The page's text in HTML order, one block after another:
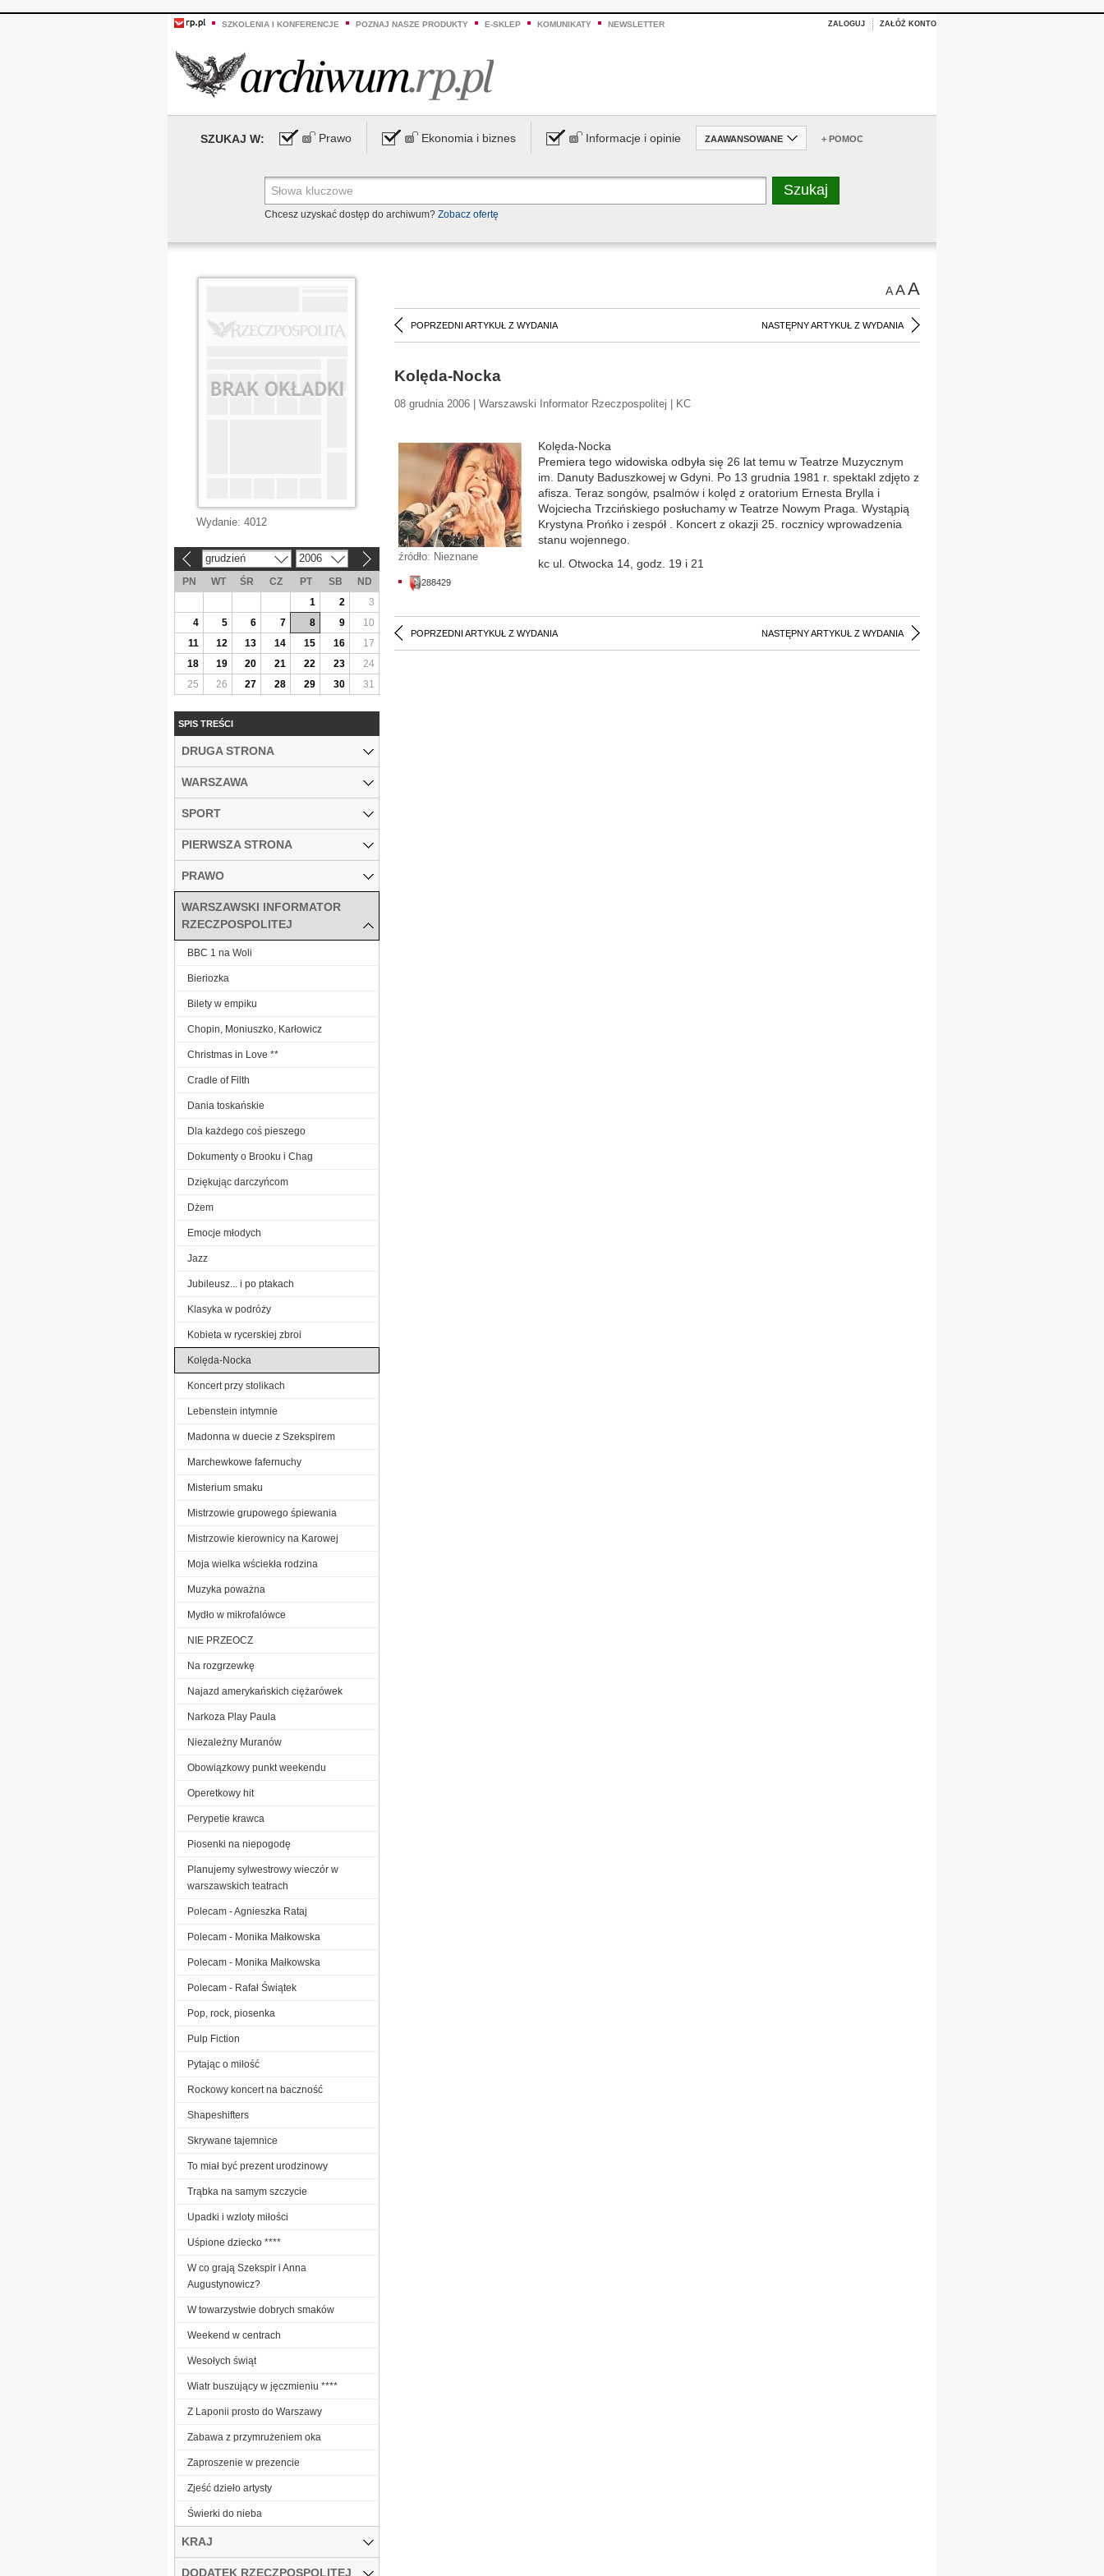
SZKOLENIA I KONFERENCJE POZNAJ NASZE PRODUKTY E-SKLEP KOMUNIKATY NEWSLETTER ZALOGUJ ZAŁÓŻ KONTO
SZUKAJ W: Prawo Ekonomia i biznes Informacje i opinie ZAAWANSOWANE + POMOC
Chcesz uzyskać dostęp do archiwum? Zobacz ofertę
AAA
POPRZEDNI ARTYKUŁ Z WYDANIA NASTĘPNY ARTYKUŁ Z WYDANIA
Kolęda-Nocka
08 grudnia 2006 | Warszawski Informator Rzeczpospolitej | KC
źródło: Nieznane
288429
Kolęda-Nocka
Premiera tego widowiska odbyła się 26 lat temu w Teatrze Muzycznym
im. Danuty Baduszkowej w Gdyni. Po 13 grudnia 1981 r. spektakl zdjęto z
afisza. Teraz songów, psalmów i kolęd z oratorium Ernesta Brylla i
Wojciecha Trzcińskiego posłuchamy w Teatrze Nowym Praga. Wystąpią
Krystyna Prońko i zespół . Koncert z okazji 25. rocznicy wprowadzenia
stanu wojennego.
kc ul. Otwocka 14, godz. 19 i 21
POPRZEDNI ARTYKUŁ Z WYDANIA NASTĘPNY ARTYKUŁ Z WYDANIA
Wydanie: 4012
grudzień 2006
PN WT ŚR CZ PT SB
ND
1
2
3
4
5 6 7 8 9
10
11
12 13 14 15 16
17
18
19 20 21 22 23
24
25
26 27 28 29 30 31
SPIS TREŚCI
DRUGA STRONA
WARSZAWA
SPORT
PIERWSZA STRONA
PRAWO
WARSZAWSKI INFORMATOR
RZECZPOSPOLITEJ
BBC 1 na Woli
Bieriozka
Bilety w empiku
Chopin, Moniuszko, Karłowicz
Christmas in Love **
Cradle of Filth
Dania toskańskie
Dla każdego coś pieszego
Dokumenty o Brooku i Chag
Dziękując darczyńcom
Dżem
Emocje młodych
Jazz
Jubileusz... i po ptakach
Klasyka w podróży
Kobieta w rycerskiej zbroi
Kolęda-Nocka
Koncert przy stolikach
Lebenstein intymnie
Madonna w duecie z Szekspirem
Marchewkowe fafernuchy
Misterium smaku
Mistrzowie grupowego śpiewania
Mistrzowie kierownicy na Karowej
Moja wielka wściekła rodzina
Muzyka poważna
Mydło w mikrofalówce
NIE PRZEOCZ
Na rozgrzewkę
Najazd amerykańskich ciężarówek
Narkoza Play Paula
Niezależny Muranów
Obowiązkowy punkt weekendu
Operetkowy hit
Perypetie krawca
Piosenki na niepogodę
Planujemy sylwestrowy wieczór w
warszawskich teatrach
Polecam - Agnieszka Rataj
Polecam - Monika Małkowska
Polecam - Monika Małkowska
Polecam - Rafał Świątek
Pop, rock, piosenka
Pulp Fiction
Pytając o miłość
Rockowy koncert na baczność
Shapeshifters
Skrywane tajemnice
To miał być prezent urodzinowy
Trąbka na samym szczycie
Upadki i wzloty miłości
Uśpione dziecko ****
W co grają Szekspir i Anna
Augustynowicz?
W towarzystwie dobrych smaków
Weekend w centrach
Wesołych świąt
Wiatr buszujący w jęczmieniu ****
Z Laponii prosto do Warszawy
Zabawa z przymrużeniem oka
Zaproszenie w prezencie
Zjeść dzieło artysty
Świerki do nieba
KRAJ
DODATEK RZECZPOSPOLITEJ